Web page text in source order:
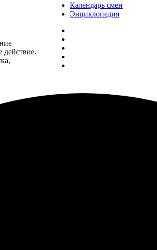
действие.
Календарь смен
Энциклопедия